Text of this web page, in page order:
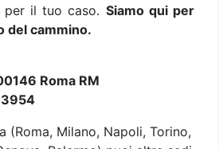
per il tuo caso. Siamo qui per
del cammino.
Roma RM
(Roma, Milano, Napoli, Torino,